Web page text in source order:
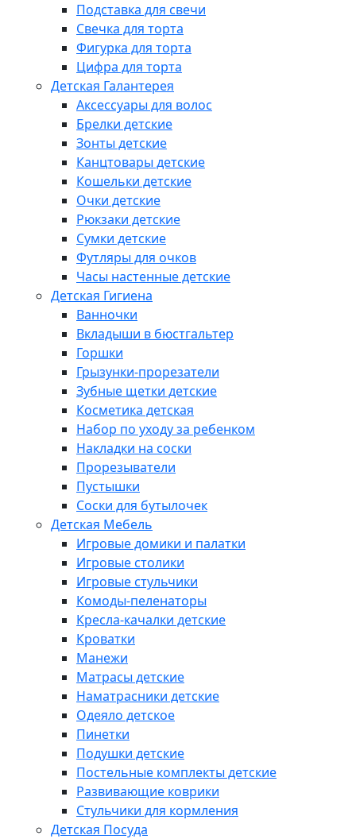
Подставка для свечи
Свечка для торта
Фигурка для торта
Цифра для торта
Детская Галантерея
Аксессуары для волос
Брелки детские
Зонты детские
Канцтовары детские
Кошельки детские
Очки детские
Рюкзаки детские
Сумки детские
Футляры для очков
Часы настенные детские
Детская Гигиена
Ванночки
Вкладыши в бюстгальтер
Горшки
Грызунки-прорезатели
Зубные щетки детские
Косметика детская
Набор по уходу за ребенком
Накладки на соски
Прорезыватели
Пустышки
Соски для бутылочек
Детская Мебель
Игровые домики и палатки
Игровые столики
Игровые стульчики
Комоды-пеленаторы
Кресла-качалки детские
Кроватки
Манежи
Матрасы детские
Наматрасники детские
Одеяло детское
Пинетки
Подушки детские
Постельные комплекты детские
Развивающие коврики
Стульчики для кормления
Детская Посуда